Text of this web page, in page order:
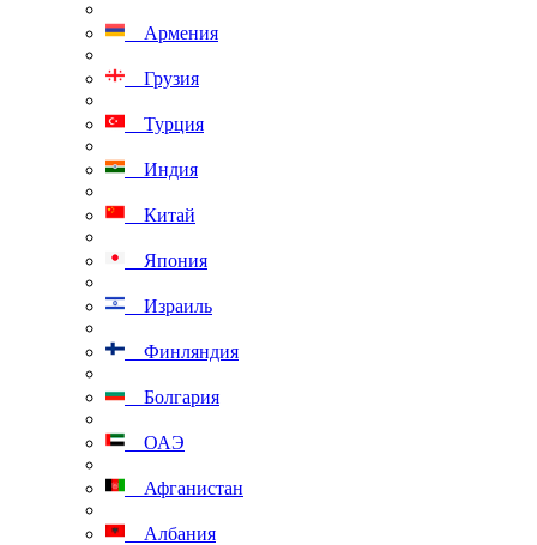
Армения
Грузия
Турция
Индия
Китай
Япония
Израиль
Финляндия
Болгария
ОАЭ
Афганистан
Албания